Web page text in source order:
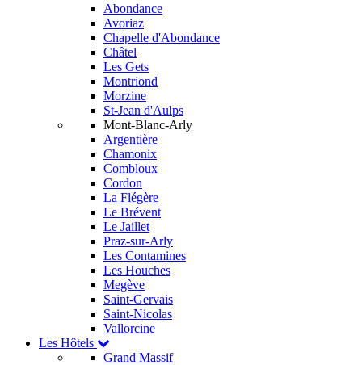
Abondance
Avoriaz
Chapelle d'Abondance
Châtel
Les Gets
Montriond
Morzine
St-Jean d'Aulps
Mont-Blanc-Arly
Argentière
Chamonix
Combloux
Cordon
La Flégère
Le Brévent
Le Jaillet
Praz-sur-Arly
Les Contamines
Les Houches
Megève
Saint-Gervais
Saint-Nicolas
Vallorcine
Les Hôtels
Grand Massif